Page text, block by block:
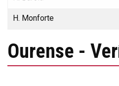
H. Monforte
Ourense -